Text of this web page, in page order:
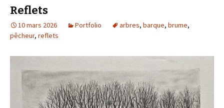
Reflets
10 mars 2026 Portfolio arbres, barque, brume,
pêcheur, reflets